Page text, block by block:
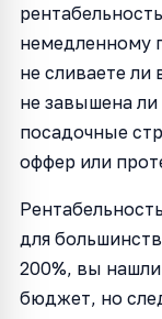
немедленному
не сливаете
не завышена
посадочные
оффер или
для
200%, вы
бюджет, но